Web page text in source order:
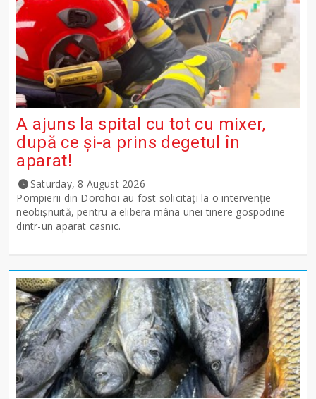
A ajuns la spital cu tot cu mixer,
după ce și-a prins degetul în
aparat!
Saturday, 8 August 2026
Pompierii din Dorohoi au fost solicitați la o intervenție
neobișnuită, pentru a elibera mâna unei tinere gospodine
dintr-un aparat casnic.